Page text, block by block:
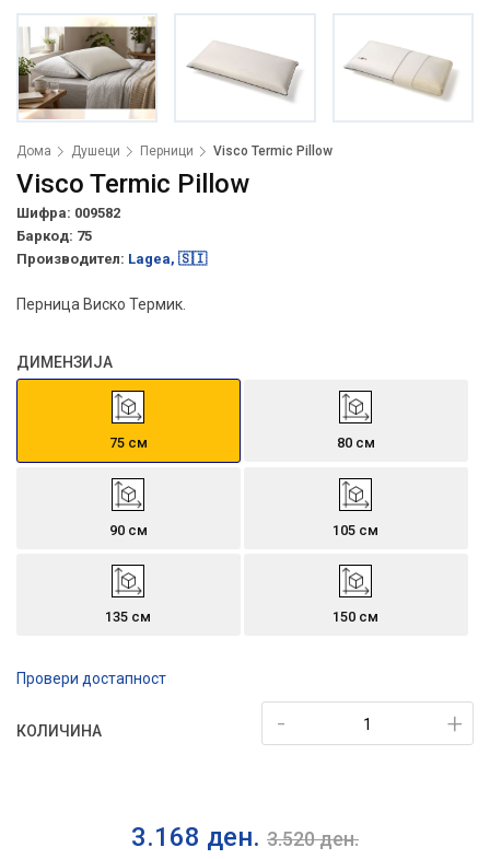
Дома Душеци Перници Visco Termic Pillow
Visco Termic Pillow
Шифра: 009582
Баркод: 75
Производител: Lagea, 🇸🇮
Перница Виско Термик.
ДИМЕНЗИЈА
75 см 80 см
90 см 105 см
135 см 150 см
Провери достапност
КОЛИЧИНА +
-
3.168 ден. 3.520ден.